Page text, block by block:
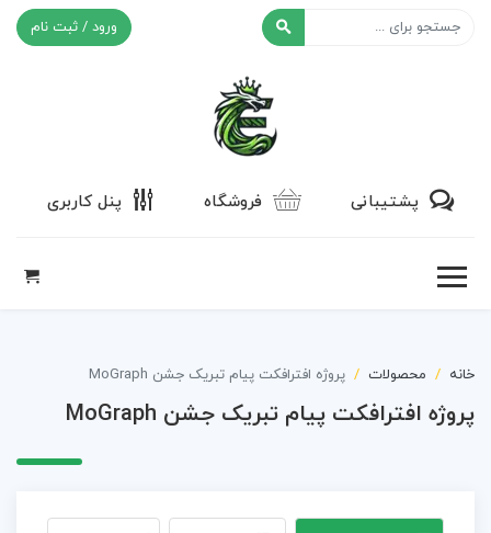
ورود / ثبت نام
پشتیبانی فروشگاه پنل کاربری
خانه محصولات پروژه افترافکت پیام تبریک جشن MoGraph
پروژه افترافکت پیام تبریک جشن MoGraph